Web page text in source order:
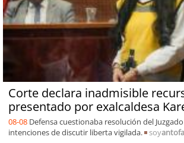
Corte declara inadmisible
presentado por exalcaldesa
08-08 Defensa cuestionaba resolución del
intenciones de discutir liberta vigilada.
soy